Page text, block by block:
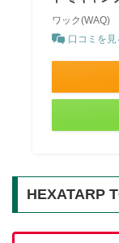
ワック(WAQ)
口コミを見
HEXATARP